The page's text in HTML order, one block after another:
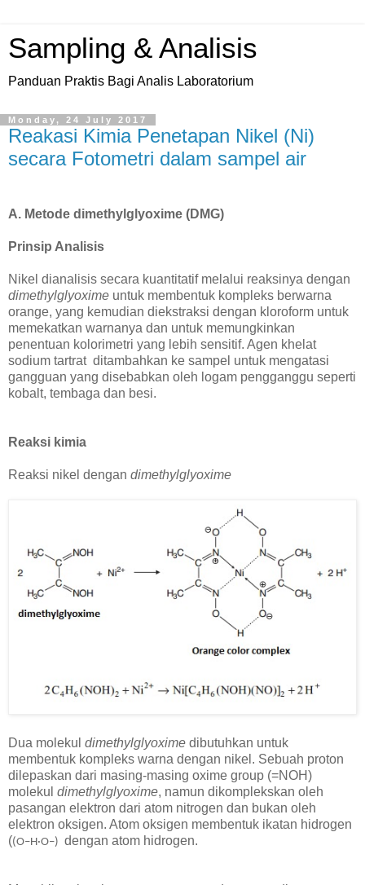
Sampling & Analisis
Panduan Praktis Bagi Analis Laboratorium
Monday, 24 July 2017
Reakasi Kimia Penetapan Nikel (Ni)
secara Fotometri dalam sampel air
A. Metode dimethylglyoxime (DMG)
Prinsip Analisis
Nikel dianalisis secara kuantitatif melalui reaksinya dengan
dimethylglyoxime untuk membentuk kompleks berwarna
orange, yang kemudian diekstraksi dengan kloroform untuk
memekatkan warnanya dan untuk memungkinkan
penentuan kolorimetri yang lebih sensitif. Agen khelat
sodium tartrat ditambahkan ke sampel untuk mengatasi
gangguan yang disebabkan oleh logam pengganggu seperti
kobalt, tembaga dan besi.
Reaksi kimia
Reaksi nikel dengan dimethylglyoxime
Dua molekul dimethylglyoxime dibutuhkan untuk
membentuk kompleks warna dengan nikel. Sebuah proton
dilepaskan dari masing-masing oxime group (=NOH)
molekul dimethylglyoxime, namun dikomplekskan oleh
pasangan elektron dari atom nitrogen dan bukan oleh
elektron oksigen. Atom oksigen membentuk ikatan hidrogen
((O–H·O–) dengan atom hidrogen.